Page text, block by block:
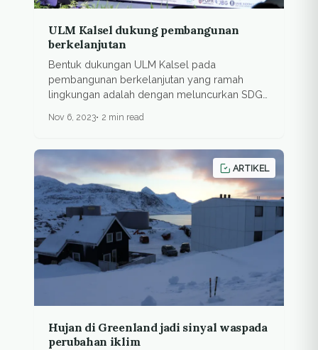
ULM Kalsel dukung pembangunan
berkelanjutan
Bentuk dukungan ULM Kalsel pada
pembangunan berkelanjutan yang ramah
lingkungan adalah dengan meluncurkan SDGs
Nov 6, 2023 2 min read
ARTIKEL
Hujan di Greenland jadi sinyal waspada
perubahan iklim